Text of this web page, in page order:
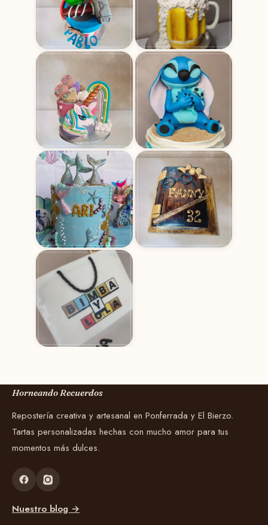
Horneando Recuerdos
Repostería creativa y artesanal en Ponferrada y El Bierzo.
Tartas personalizadas hechas con mucho amor para tus
momentos más dulces.
Nuestro blog →